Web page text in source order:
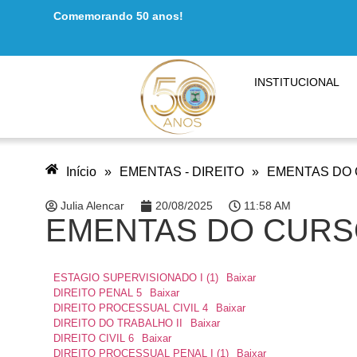
Comemorando 50 anos!
INSTITUCIONAL
Início » EMENTAS - DIREITO » EMENTAS DO
Julia Alencar 20/08/2025 11:58 AM
EMENTAS DO
ESTAGIO SUPERVISIONADO I (1)
Baixar
DIREITO PENAL 5
Baixar
DIREITO PROCESSUAL CIVIL 4
Baixar
DIREITO DO TRABALHO II
Baixar
DIREITO CIVIL 6
Baixar
DIREITO PROCESSUAL PENAL I (1)
Baixar